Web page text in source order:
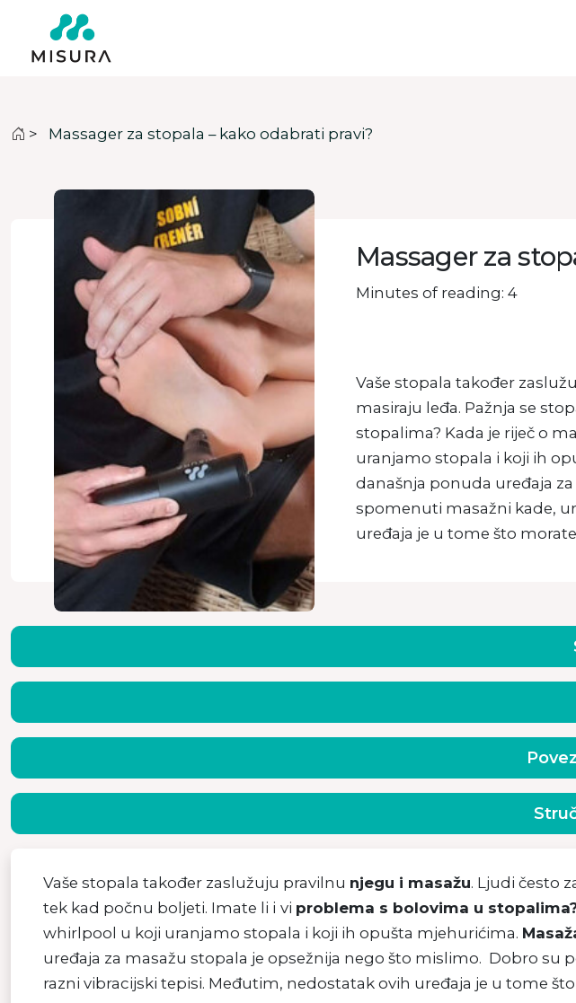
> Massager za stopala – kako odabrati pravi?
Massager za
Minutes of reading: 4
Vaše stopala također
masiraju leđa. Pažnja se
stopalima? Kada je riječ o
uranjamo stopala i koji ih
današnja ponuda uređaja
spomenuti masažni kade,
uređaja je u tome što
Vaše stopala također zaslužuju pravilnu njegu i masažu. Ljudi često
tek kad počnu boljeti. Imate li i vi problema s bolovima u
whirlpool u koji uranjamo stopala i koji ih opušta mjehurićima.
uređaja za masažu stopala je opsežnija nego što mislimo. Dobro
razni vibracijski tepisi. Međutim, nedostatak ovih uređaja je u tome